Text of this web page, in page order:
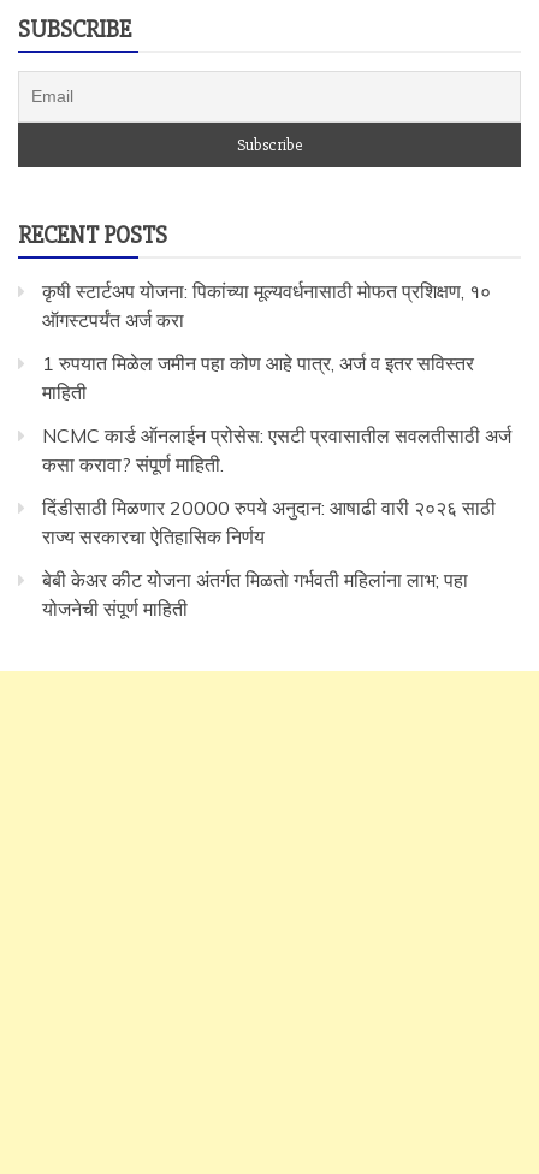
SUBSCRIBE
RECENT POSTS
कृषी स्टार्टअप योजना: पिकांच्या मूल्यवर्धनासाठी मोफत प्रशिक्षण, १०
ऑगस्टपर्यंत अर्ज करा
1 रुपयात मिळेल जमीन पहा कोण आहे पात्र, अर्ज व इतर सविस्तर
माहिती
NCMC कार्ड ऑनलाईन प्रोसेस: एसटी प्रवासातील सवलतीसाठी अर्ज
कसा करावा? संपूर्ण माहिती.
दिंडीसाठी मिळणार 20000 रुपये अनुदान: आषाढी वारी २०२६ साठी
राज्य सरकारचा ऐतिहासिक निर्णय
बेबी केअर कीट योजना अंतर्गत मिळतो गर्भवती महिलांना लाभ; पहा
योजनेची संपूर्ण माहिती